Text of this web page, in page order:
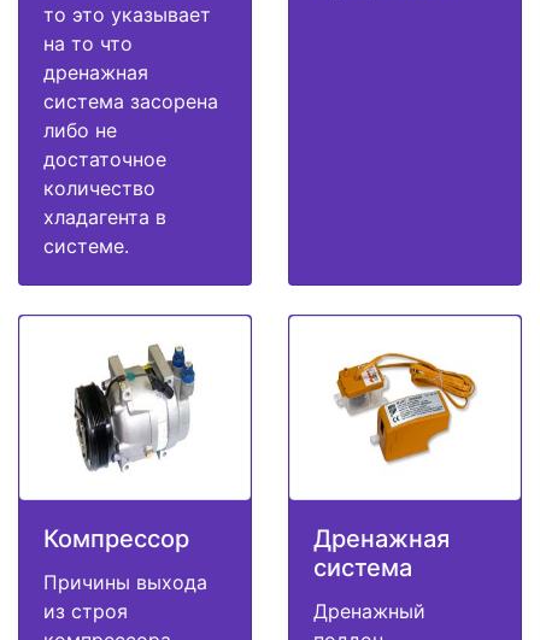
то это указывает
на то что
дренажная
система засорена
либо не
достаточное
количество
хладагента в
системе.
Компрессор
Причины выхода
из строя
Дренажная
система
Дренажный